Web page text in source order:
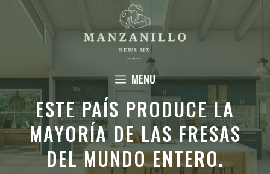
Saltar
contenido
MENU
ESTE PAÍS PRODUCE LA
MAYORÍA DE LAS FRESAS
DEL MUNDO ENTERO.